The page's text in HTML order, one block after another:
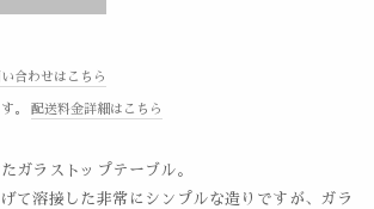
合わせはこちら
。 配送料金詳細はこちら
ガラストップテーブル。
て溶接した非常にシンプルな造りですが、ガラ